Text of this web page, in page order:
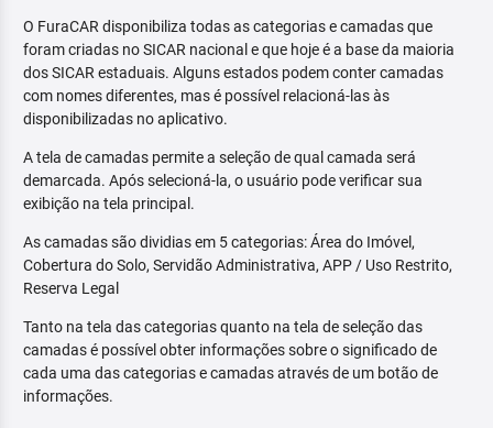
O FuraCAR disponibiliza todas as categorias e camadas que
foram criadas no SICAR nacional e que hoje é a base da maioria
dos SICAR estaduais. Alguns estados podem conter camadas
com nomes diferentes, mas é possível relacioná-las às
disponibilizadas no aplicativo.
A tela de camadas permite a seleção de qual camada será
demarcada. Após selecioná-la, o usuário pode verificar sua
exibição na tela principal.
As camadas são dividias em 5 categorias: Área do Imóvel,
Cobertura do Solo, Servidão Administrativa, APP / Uso Restrito,
Reserva Legal
Tanto na tela das categorias quanto na tela de seleção das
camadas é possível obter informações sobre o significado de
cada uma das categorias e camadas através de um botão de
informações.